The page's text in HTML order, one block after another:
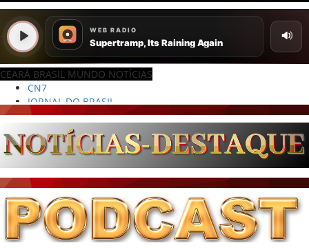
CEARÁ BRASIL MUNDO NOTÍCIAS
JORNAL DO BRASIL
CNN BRASIL
CBN GLOBO
RÁDIO AGÊNCIA
NOTÍCIAS AO MINUTO
ACONTECEU...VIROU MANCHETE!
BLOGS & COLUNAS
DIÁRIO DO NORDESTE - ÚLTIMA HORA
PODCAST - PONTO DE VISTA
BRASIL DE FATO - ÚLTIMAS NOTÍCIAS
NOTÍCIAS DESTAQUE DO DIA
BRASIL NOTÍCIAS